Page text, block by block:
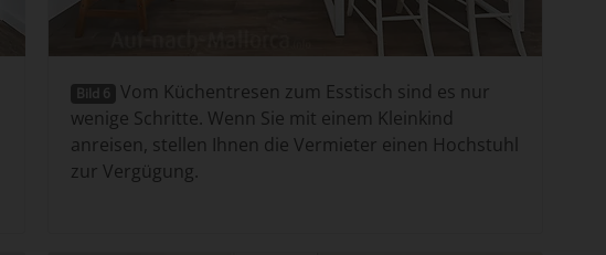
Bild 6 Vom Küchentresen zum Esstisch sind es nur
wenige Schritte. Wenn Sie mit einem Kleinkind
anreisen, stellen Ihnen die Vermieter einen Hochstuhl
zur Vergügung.